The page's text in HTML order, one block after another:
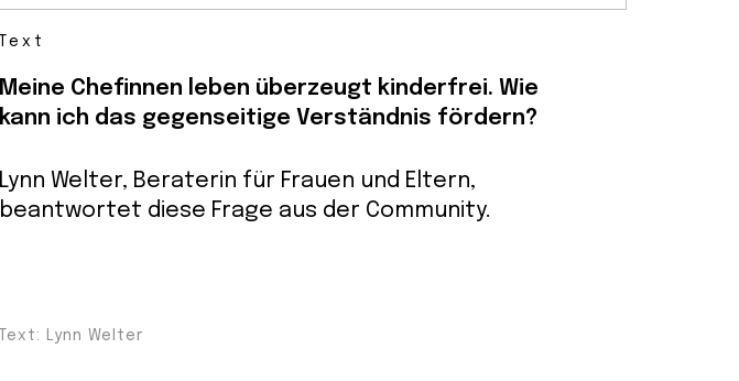
Text
Meine Chefinnen leben überzeugt kinderfrei. Wie
kann ich das gegenseitige Verständnis fördern?
Lynn Welter, Beraterin für Frauen und Eltern,
beantwortet diese Frage aus der Community.
Text: Lynn Welter